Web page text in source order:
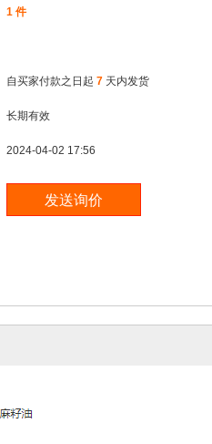
1 件
自买家付款之日起 7 天内发货
长期有效
2024-04-02 17:56